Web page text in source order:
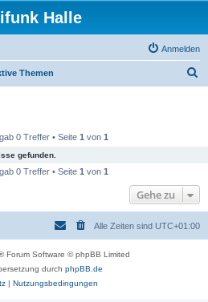
Halle
Anmelden
Themen
0 Treffer • Seite 1 von 1
gefunden.
0 Treffer • Seite 1 von 1
Gehe zu
Alle Zeiten sind UTC+01:00
Forum Software © phpBB Limited
durch phpBB.de
| Nutzungsbedingungen